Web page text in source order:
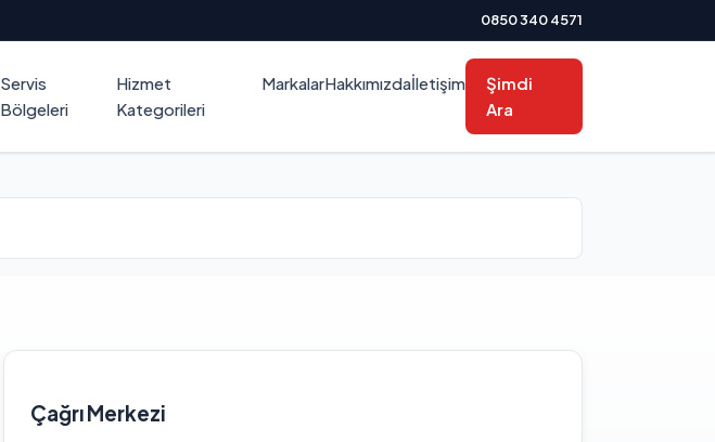
0850 340 4571
Servis
Bölgeleri
Hizmet
Kategorileri
MarkalarHakkımızdaİletişim
Şimdi
Ara
Çağrı Merkezi